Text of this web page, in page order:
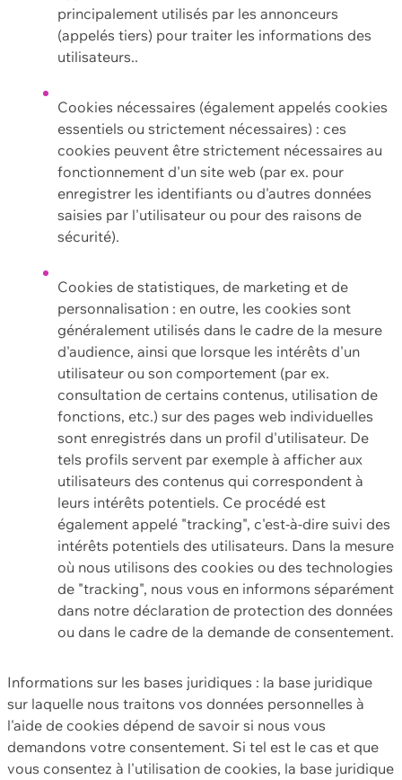
principalement utilisés par les annonceurs
(appelés tiers) pour traiter les informations des
utilisateurs..
Cookies nécessaires (également appelés cookies
essentiels ou strictement nécessaires) : ces
cookies peuvent être strictement nécessaires au
fonctionnement d'un site web (par ex. pour
enregistrer les identifiants ou d'autres données
saisies par l'utilisateur ou pour des raisons de
sécurité).
Cookies de statistiques, de marketing et de
personnalisation : en outre, les cookies sont
généralement utilisés dans le cadre de la mesure
d'audience, ainsi que lorsque les intérêts d'un
utilisateur ou son comportement (par ex.
consultation de certains contenus, utilisation de
fonctions, etc.) sur des pages web individuelles
sont enregistrés dans un profil d'utilisateur. De
tels profils servent par exemple à afficher aux
utilisateurs des contenus qui correspondent à
leurs intérêts potentiels. Ce procédé est
également appelé "tracking", c'est-à-dire suivi des
intérêts potentiels des utilisateurs. Dans la mesure
où nous utilisons des cookies ou des technologies
de "tracking", nous vous en informons séparément
dans notre déclaration de protection des données
ou dans le cadre de la demande de consentement.
Informations sur les bases juridiques : la base juridique
sur laquelle nous traitons vos données personnelles à
l'aide de cookies dépend de savoir si nous vous
demandons votre consentement. Si tel est le cas et que
vous consentez à l'utilisation de cookies, la base juridique